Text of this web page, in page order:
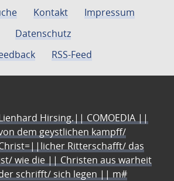
Kontakt
Impressum
Datenschutz
RSS-Feed
Hirsing.|| COMOEDIA ||
dem geystlichen kampff/
Ritterschafft/ das
wie die || Christen aus warheit
schrifft/ sich legen || m#